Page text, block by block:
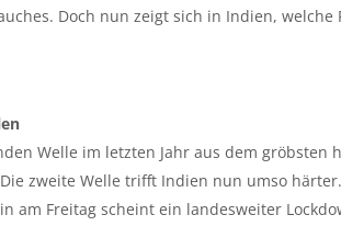
Doch nun zeigt sich in Indien, welche
Welle im letzten Jahr aus dem gröbsten
zweite Welle trifft Indien nun umso
am Freitag scheint ein landesweiter